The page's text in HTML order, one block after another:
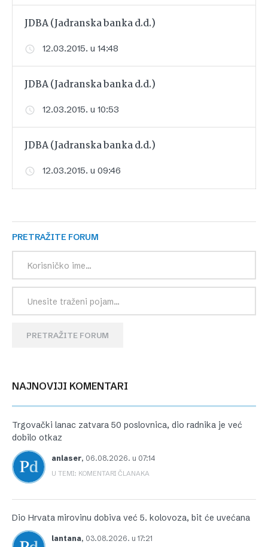
JDBA (Jadranska banka d.d.)
12.03.2015. u 14:48
JDBA (Jadranska banka d.d.)
12.03.2015. u 10:53
JDBA (Jadranska banka d.d.)
12.03.2015. u 09:46
PRETRAŽITE FORUM
PRETRAŽITE FORUM
NAJNOVIJI KOMENTARI
Trgovački lanac zatvara 50 poslovnica, dio radnika je već
dobilo otkaz
anlaser, 06.08.2026. u 07:14
U TEMI: KOMENTARI ČLANAKA
Dio Hrvata mirovinu dobiva već 5. kolovoza, bit će uvećana
lantana, 03.08.2026. u 17:21